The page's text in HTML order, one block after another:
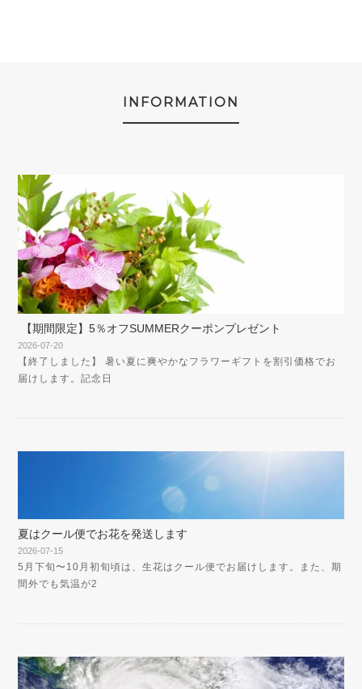
INFORMATION
【期間限定】5％オフSUMMERクーポンプレゼント
2026-07-20
【終了しました】 暑い夏に爽やかなフラワーギフトを割引価格でお
届けします。記念日
夏はクール便でお花を発送します
2026-07-15
5月下旬〜10月初旬頃は、生花はクール便でお届けします。また、期
間外でも気温が2